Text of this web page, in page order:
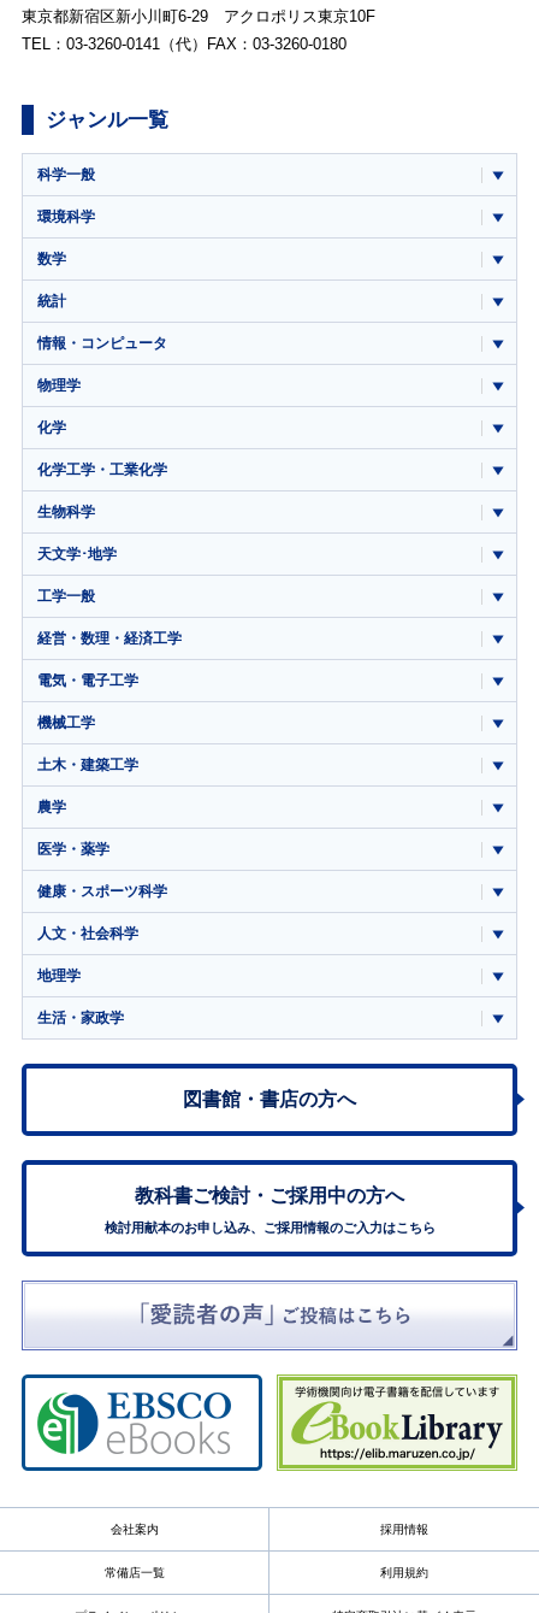
東京都新宿区新小川町6-29 アクロポリス東京10F
TEL：03-3260-0141（代）FAX：03-3260-0180
ジャンル一覧
科学一般
環境科学
数学
統計
情報・コンピュータ
物理学
化学
化学工学・工業化学
生物科学
天文学･地学
工学一般
経営・数理・経済工学
電気・電子工学
機械工学
土木・建築工学
農学
医学・薬学
健康・スポーツ科学
人文・社会科学
地理学
生活・家政学
図書館・書店の方へ
教科書ご検討・ ご採用中の方へ
検討用献本のお申し込み、ご採用情報のご入力はこちら
会社案内 採用情報
常備店一覧 利用規約